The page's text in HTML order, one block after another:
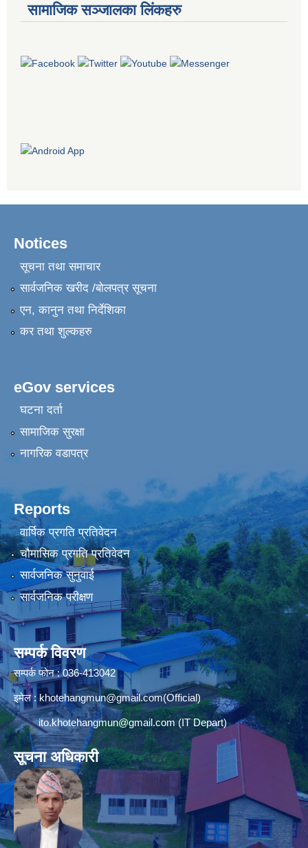
सामाजिक सञ्जालका लिंकहरु
Notices
सूचना तथा समाचार
सार्वजनिक खरीद /बोलपत्र सूचना
एन, कानुन तथा निर्देशिका
कर तथा शुल्कहरु
eGov services
घटना दर्ता
सामाजिक सुरक्षा
नागरिक वडापत्र
Reports
वार्षिक प्रगति प्रतिवेदन
चौमासिक प्रगति प्रतिवेदन
सार्वजनिक सुनुवाई
सार्वजनिक परीक्षण
सम्पर्क विवरण
सम्पर्क फोन : 036-413042
इमेल :khotehangmun@gmail.com(Official)
ito.khotehangmun@gmail.com(IT Depart)
सूचना अधिकारी